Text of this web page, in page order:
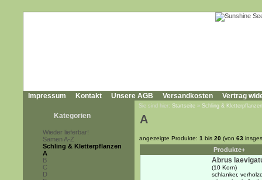
Impressum Kontakt Unsere AGB Versandkosten Vertrag
Kategorien
Wieder lieferbar!
Samen A-Z
Schling & Kletterpflanzen
A
B
C
D
Sie sind hier: Startseite » Schling & Kletterpflanzen
A
angezeigte Produkte: 1 bis 20 (von 63
Produkte+
Abrus
(10 Korn)
schlanker,